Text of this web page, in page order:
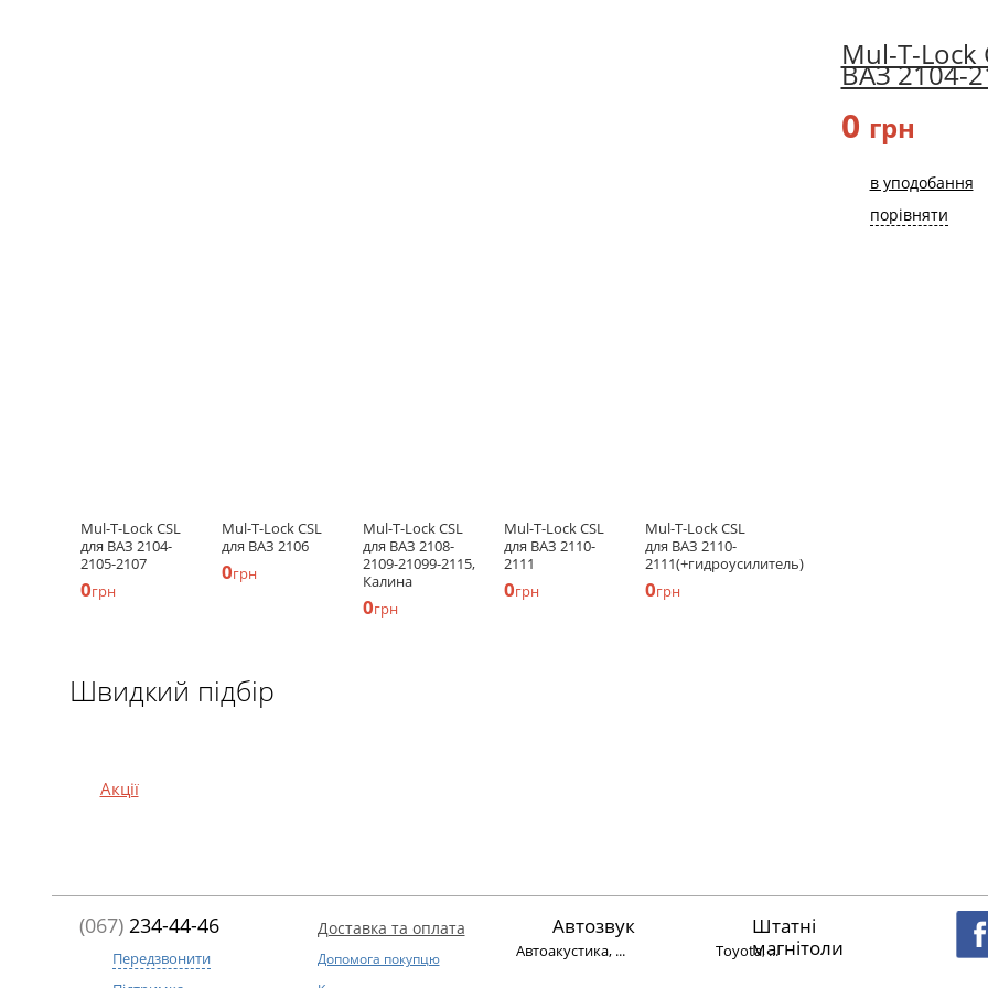
Mul-T-Lock CSL
для ВАЗ 2104-
2105-2107
0грн
Mul-T-Lock CSL
для ВАЗ 2106
0грн
Mul-T-Lock CSL
для ВАЗ 2108-
2109-21099-2115,
Калина
0грн
Mul-T-Lock CSL
для ВАЗ 2110-
2111
0грн
Mul-T-Lock CSL
для ВАЗ 2110-
2111(+гидроусилитель)
0грн
Mul-T-Lock
ВАЗ 2104-
0 грн
в уподобання
порівняти
Швидкий підбір
Акції
(067)234-44-46
Передзвонити
Доставка та оплата
Допомога покупцю
Автозвук
Автоакустика, ...
Штатні
магнітоли
Toyota, ...